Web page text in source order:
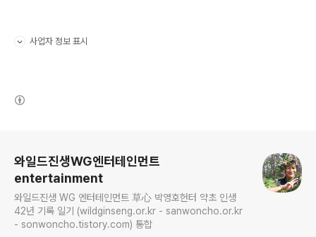
사업자 정보 표시
와일드진생WG엔터테인먼트
entertainment
와일드진생 WG 엔터테인먼트 草心 박영호헌터 약초 인생
42년 기록 일기 (wildginseng.or.kr - sanwoncho.or.kr
- sonwoncho.tistory.com) 통합